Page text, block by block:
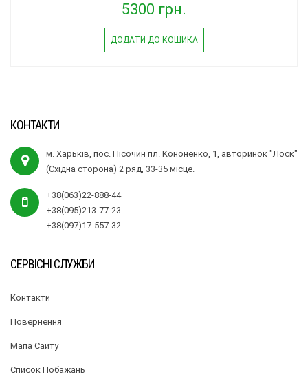
5300 грн.
ДОДАТИ ДО КОШИКА
КОНТАКТИ
м. Харьків, пос. Пісочин пл. Кононенко, 1, авторинок "Лоск"
(Східна сторона) 2 ряд, 33-35 місце.
+38(063)22-888-44
+38(095)213-77-23
+38(097)17-557-32
СЕРВІСНІ СЛУЖБИ
Контакти
Повернення
Мапа Сайту
Список Побажань